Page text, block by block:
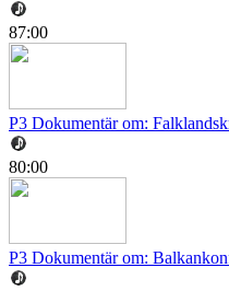
87:00
P3 Dokumentär om:
80:00
P3 Dokumentär om: